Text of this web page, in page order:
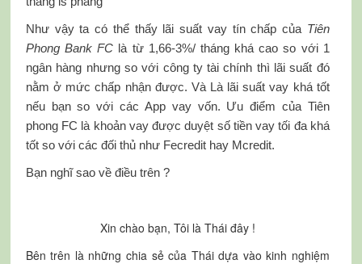
Như vậy ta có thể thấy lãi suất vay tín chấp của Tiên
Phong Bank FC là từ 1,66-3%/ tháng khá cao so với 1
ngân hàng nhưng so với công ty tài chính thì lãi suất đó
nằm ở mức chấp nhận được. Và Là lãi suất vay khá tốt
nếu bạn so với các App vay vốn. Ưu điểm của Tiên
phong FC là khoản vay được duyệt số tiền vay tối đa khá
tốt so với các đối thủ như Fecredit hay Mcredit.
Bạn nghĩ sao về điều trên ?
Xin chào bạn, Tôi là Thái đây !
Bên trên là những chia sẻ của Thái dựa vào kinh nghiệm